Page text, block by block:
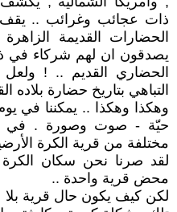
ذات عجائب وغرائب ..
الحضارات القديمة
يصدقون ان لهم شركاء في
الحضاري القديم .. !
التباهي بتاريخ حضارة بلاده
وهكذا وهكذا .. يمكننا في
حيّة - صوت وصورة . في
مختلفة من قرية الكرة
لقد صرنا نحن سكان
محض قرية واحدة ..
لكن كيف يكون حال قرية